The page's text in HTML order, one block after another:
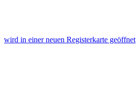
wird in einer neuen Registerkarte geöffnet